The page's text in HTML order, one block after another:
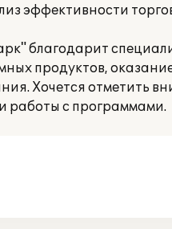
эффективности
благодарит
продуктов,
Хочется отметить
работы с программами.